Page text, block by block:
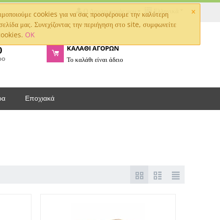
×
cookies για να σας προσφέρουμε την καλύτερη
μας. Συνεχίζοντας την περιήγηση στο site, συμφωνείτε
OK
Ελληνικά
Ο Λογαριασμός μου
ΚΑΛΑΘΙ ΑΓΟΡΩΝ
Το καλάθι είναι άδειο
Εποχιακά